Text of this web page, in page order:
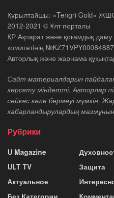
Құрылтайшы: «Tengri Gold»
2012-2021 © Ұлт порталы
ҚР Ақпарат және қоғамдық даму
комитетінің №KZ71VPY00084887
Авторлық және жарнама
Сайт материалдарын
көрсету міндетті. Авторлар
сәйкес келе бермеуі мүмкін.
хабарландырулардың
Рубрики
U Magazine
ULT TV
Актуальное
Без Категории
Защита